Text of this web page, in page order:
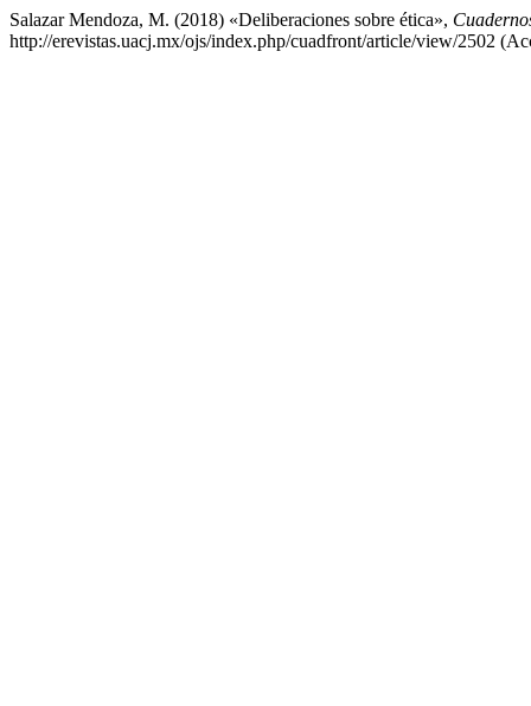
Salazar Mendoza, M. (2018) «Deliberaciones sobre ética»,
http://erevistas.uacj.mx/ojs/index.php/cuadfront/article/view/2502